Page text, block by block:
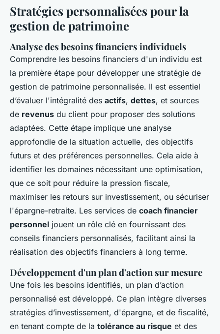
Stratégies personnalisées pour la
gestion de patrimoine
Analyse des besoins financiers individuels
Comprendre les besoins financiers d'un individu est
la première étape pour développer une stratégie de
gestion de patrimoine personnalisée. Il est essentiel
d’évaluer l'intégralité des actifs, dettes, et sources
de revenus du client pour proposer des solutions
adaptées. Cette étape implique une analyse
approfondie de la situation actuelle, des objectifs
futurs et des préférences personnelles. Cela aide à
identifier les domaines nécessitant une optimisation,
que ce soit pour réduire la pression fiscale,
maximiser les retours sur investissement, ou sécuriser
l'épargne-retraite. Les services de coach financier
personnel jouent un rôle clé en fournissant des
conseils financiers personnalisés, facilitant ainsi la
réalisation des objectifs financiers à long terme.
Développement d'un plan d'action sur mesure
Une fois les besoins identifiés, un plan d’action
personnalisé est développé. Ce plan intègre diverses
stratégies d’investissement, d'épargne, et de fiscalité,
en tenant compte de la tolérance au risque et des